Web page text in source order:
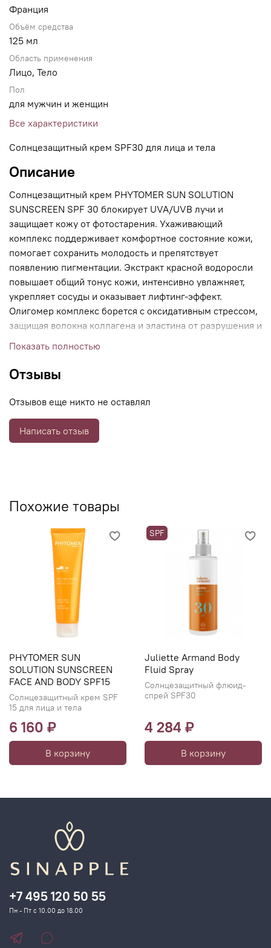
Франция
Объём средства
125 мл
Область применения
Лицо, Тело
Пол
для мужчин и женщин
Все характеристики
Солнцезащитный крем SPF30 для лица и тела
Описание
Солнцезащитный крем PHYTOMER SUN SOLUTION
SUNSCREEN SPF 30 блокирует UVA/UVB лучи и
защищает кожу от фотостарения. Ухаживающий
комплекс поддерживает комфортное состояние кожи,
помогает сохранить молодость и препятствует
появлению пигментации. Экстракт красной водоросли
повышает общий тонус кожи, интенсивно увлажняет,
укрепляет сосуды и оказывает лифтинг-эффект.
Олигомер комплекс борется с оксидативным стрессом,
защищая волокна коллагена и эластина от разрушения и
деформации. Он насыщает кожу микроэлементами,
обмена и клеточного восстановления. Экстракт голубой
функции кожи. Экстракт морской лилии регулирует
способствует выравниванию тона кожи.
Показать полностью
Отзывы
Отзывов еще никто не оставлял
Написать отзыв
Похожие товары
PHYTOMER SUN
SOLUTION SUNSCREEN
FACE AND BODY SPF15
Солнцезащитный крем SPF
15 для лица и тела
6 160 ₽
В корзину
SPF
Juliette Armand Body
Fluid Spray
Солнцезащитный флюид-
спрей SPF30
4 284 ₽
В корзину
+7 495 120 50 55
Пн - Пт с 10.00 до 18.00